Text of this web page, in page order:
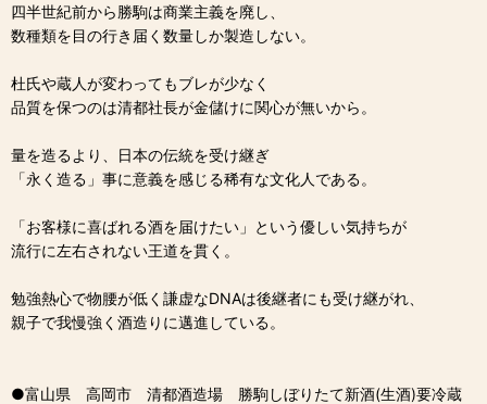
四半世紀前から勝駒は商業主義を廃し、
数種類を目の行き届く数量しか製造しない。
杜氏や蔵人が変わってもブレが少なく
品質を保つのは清都社長が金儲けに関心が無いから。
量を造るより、日本の伝統を受け継ぎ
「永く造る」事に意義を感じる稀有な文化人である。
「お客様に喜ばれる酒を届けたい」という優しい気持ちが
流行に左右されない王道を貫く。
勉強熱心で物腰が低く謙虚なDNAは後継者にも受け継がれ、
親子で我慢強く酒造りに邁進している。
●富山県 高岡市 清都酒造場 勝駒しぼりたて新酒(生酒)要冷蔵